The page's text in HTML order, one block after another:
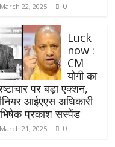
March 22, 2025 0
Luck
now :
CM
योगी का
पर बड़ा एक्शन,
आईएएस अधिकारी
प्रकाश सस्पेंड
March 21, 2025 0